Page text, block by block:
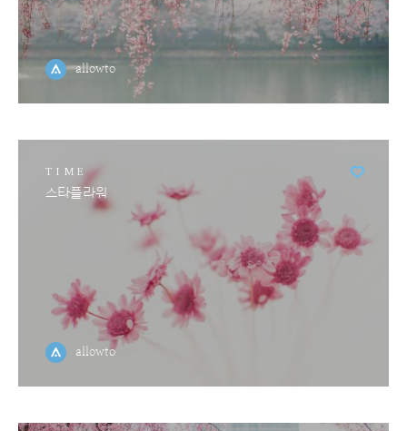
allowto
TIME
스타플라워
allowto